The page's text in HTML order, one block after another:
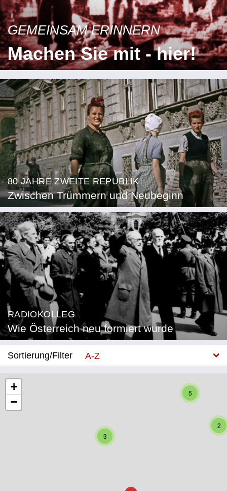
GEMEINSAM ERINNERN
Machen Sie mit - hier!
80 JAHRE ZWEITE REPUBLIK
Zwischen Trümmern und Neubeginn
RADIOKOLLEG
Wie Österreich neu formiert wurde
Sortierung/Filter
A-Z
Kärnten
Oberösterreich
5
2
3
+
−